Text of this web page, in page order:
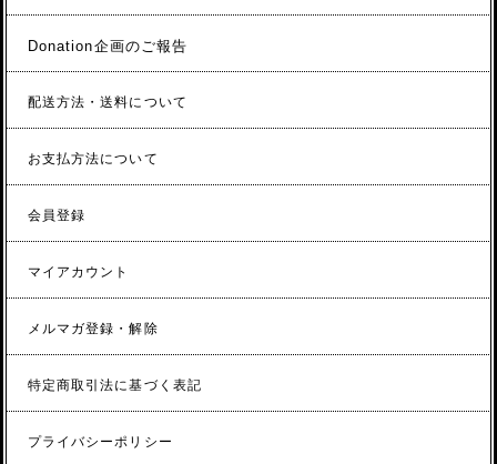
Donation企画のご報告
配送方法・送料について
お支払方法について
会員登録
マイアカウント
メルマガ登録・解除
特定商取引法に基づく表記
プライバシーポリシー